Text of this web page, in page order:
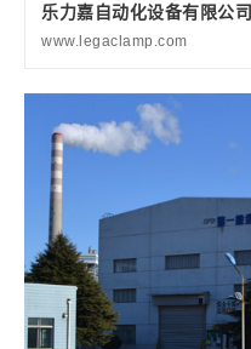
乐力嘉自动化设备有限公司
www.legaclamp.com